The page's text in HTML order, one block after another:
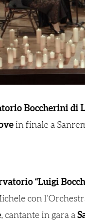
Boccherini di
in finale a
“Luigi
con
, cantante in gara a